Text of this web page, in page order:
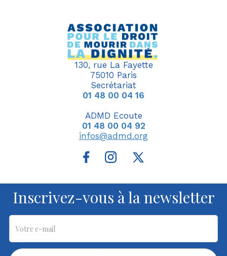
130, rue La Fayette
75010 Paris
Secrétariat
01 48 00 04 16
ADMD Ecoute
01 48 00 04 92
infos@admd.org
Inscrivez-vous à la newsletter